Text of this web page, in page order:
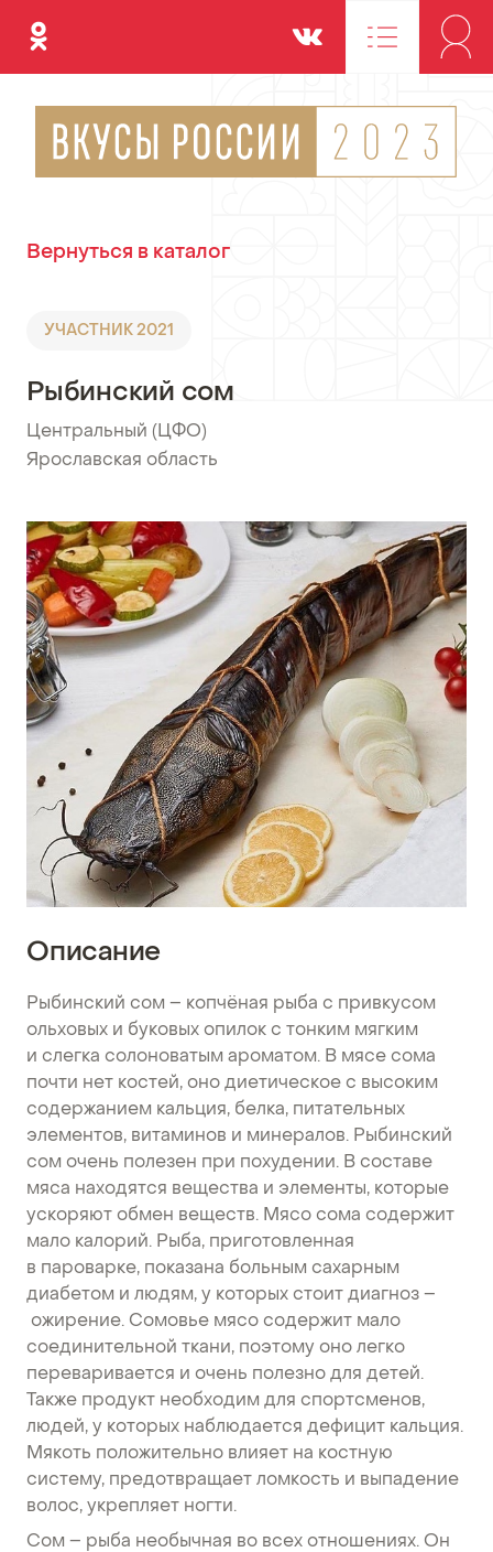
Одноклассники Вконтакте
Вернуться в каталог
УЧАСТНИК 2021
Рыбинский сом
Центральный (ЦФО)
•Ярославская область
Описание
Рыбинский сом – копчёная рыба с привкусом
ольховых и буковых опилок с тонким мягким
и слегка солоноватым ароматом. В мясе сома
почти нет костей, оно диетическое с высоким
содержанием кальция, белка, питательных
элементов, витаминов и минералов. Рыбинский
сом очень полезен при похудении. В составе
мяса находятся вещества и элементы, которые
ускоряют обмен веществ. Мясо сома содержит
мало калорий. Рыба, приготовленная
в пароварке, показана больным сахарным
диабетом и людям, у которых стоит диагноз –
ожирение. Сомовье мясо содержит мало
соединительной ткани, поэтому оно легко
переваривается и очень полезно для детей.
Также продукт необходим для спортсменов,
людей, у которых наблюдается дефицит кальция.
Мякоть положительно влияет на костную
систему, предотвращает ломкость и выпадение
волос, укрепляет ногти.
Сом – рыба необычная во всех отношениях. Он